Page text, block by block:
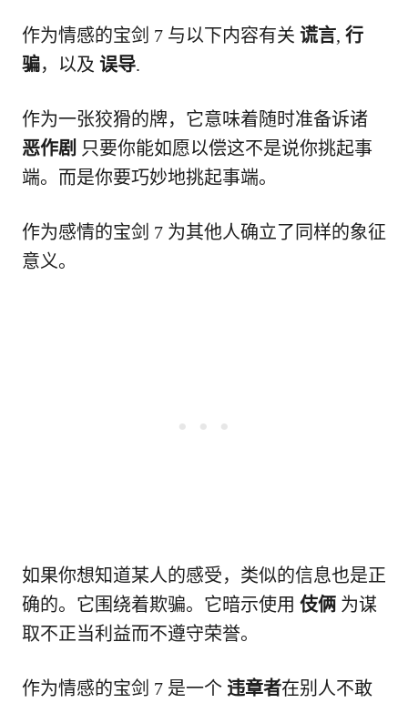
作为情感的宝剑 7 与以下内容有关 谎言, 行
骗，以及 误导.
作为一张狡猾的牌，它意味着随时准备诉诸
恶作剧 只要你能如愿以偿这不是说你挑起事
端。而是你要巧妙地挑起事端。
作为感情的宝剑 7 为其他人确立了同样的象征
意义。
如果你想知道某人的感受，类似的信息也是正
确的。它围绕着欺骗。它暗示使用 伎俩 为谋
取不正当利益而不遵守荣誉。
作为情感的宝剑 7 是一个 违章者在别人不敢